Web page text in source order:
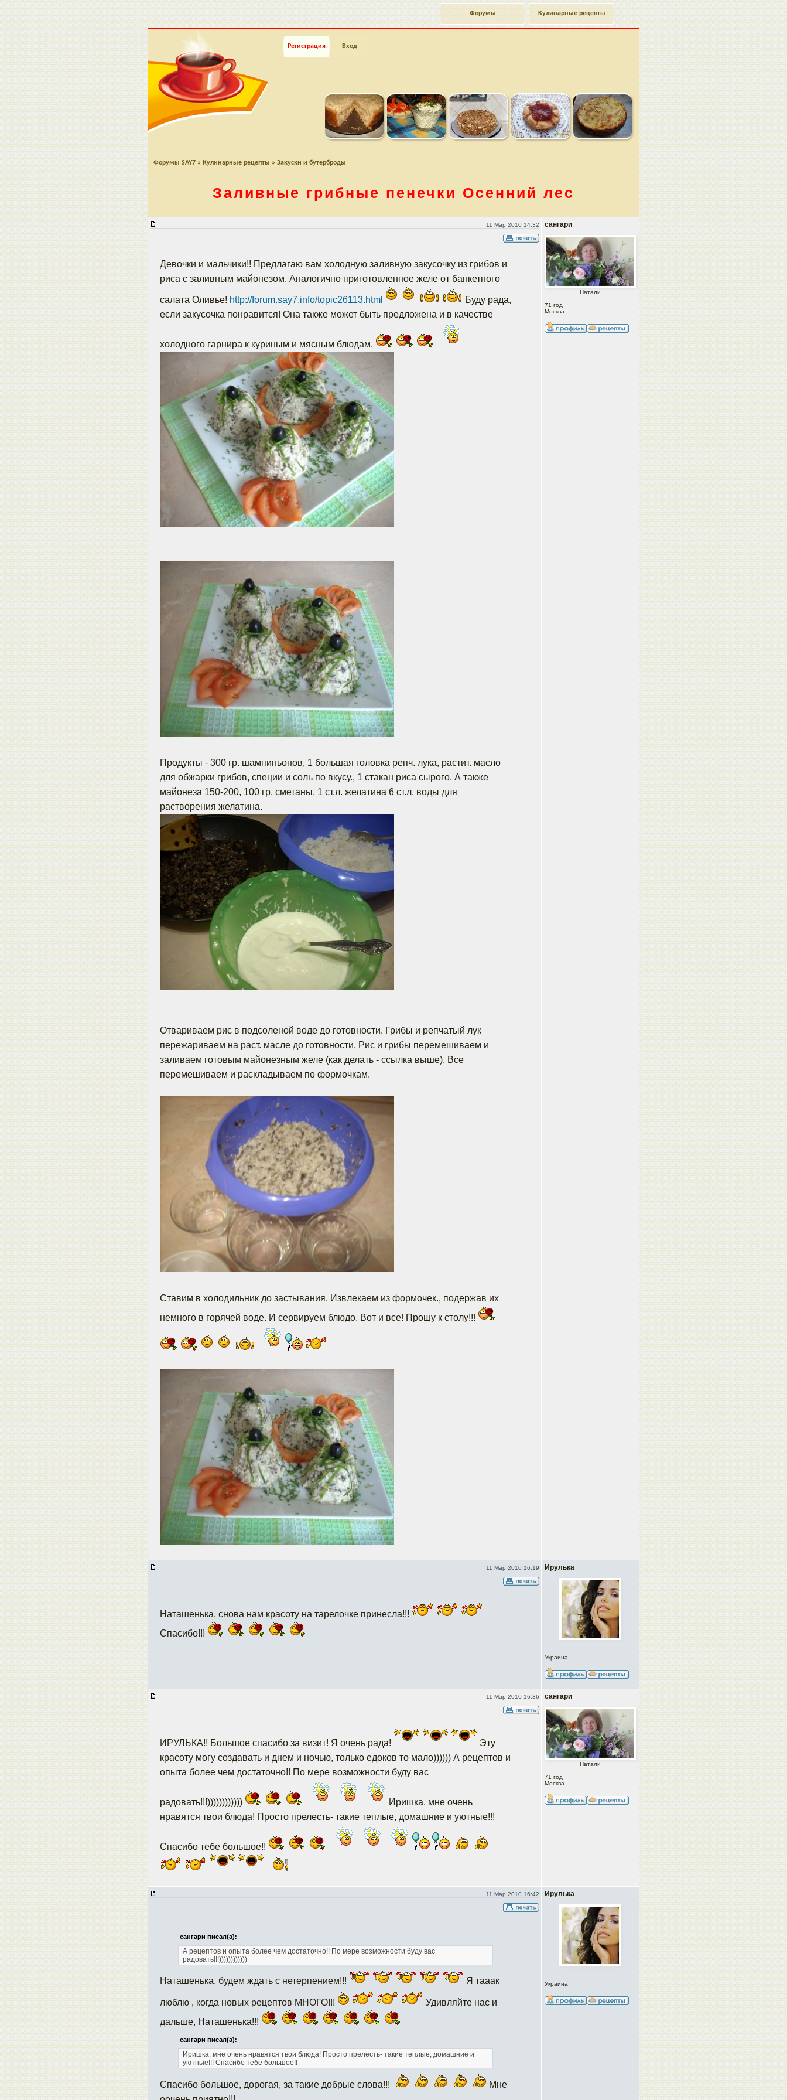
Кулинарные рецепты
Форумы
Регистрация Вход
Форумы SAY7 » Кулинарные рецепты » Закуски и бутерброды
Заливные грибные пенечки Осенний лес
11 Мар 2010 14:32 сангари
Натали
71 год
Москва
Девочки и мальчики!! Предлагаю вам холодную заливную закусочку из грибов и
риса с заливным майонезом. Аналогично приготовленное желе от банкетного
салата Оливье! http://forum.say7.info/topic26113.html
Буду рада,
если закусочка понравится! Она также может быть предложена и в качестве
холодного гарнира к куриным и мясным блюдам.
Продукты - 300 гр. шампиньонов, 1 большая головка репч. лука, растит. масло
для обжарки грибов, специи и соль по вкусу., 1 стакан риса сырого. А также
майонеза 150-200, 100 гр. сметаны. 1 ст.л. желатина 6 ст.л. воды для
растворения желатина.
Отвариваем рис в подсоленой воде до готовности. Грибы и репчатый лук
пережариваем на раст. масле до готовности. Рис и грибы перемешиваем и
заливаем готовым майонезным желе (как делать - ссылка выше). Все
перемешиваем и раскладываем по формочкам.
Ставим в холодильник до застывания. Извлекаем из формочек., подержав их
немного в горячей воде. И сервируем блюдо. Вот и все! Прошу к столу!!!
11 Мар 2010 16:19 Ирулька
Украина
Наташенька, снова нам красоту на тарелочке принесла!!!
Спасибо!!!
11 Мар 2010 16:36 сангари
Натали
71 год
Москва
ИРУЛЬКА!! Большое спасибо за визит! Я очень рада!
Эту
красоту могу создавать и днем и ночью, только едоков то мало)))))) А рецептов и
опыта более чем достаточно!! По мере возможности буду вас
радовать!!!))))))))))))
Иришка, мне очень
нравятся твои блюда! Просто прелесть- такие теплые, домашние и уютные!!!
Спасибо тебе большое!!
11 Мар 2010 16:42 Ирулька
Украина
сангари писал(а):
А рецептов и опыта более чем достаточно!! По мере возможности буду вас
радовать!!!))))))))))))
Наташенька, будем ждать с нетерпением!!! Я тааак
люблю , когда новых рецептов МНОГО!!!
Удивляйте нас и
дальше, Наташенька!!!
сангари писал(а):
Иришка, мне очень нравятся твои блюда! Просто прелесть- такие теплые, домашние и
уютные!!! Спасибо тебе большое!!
Спасибо большое, дорогая, за такие добрые слова!!!
Мне